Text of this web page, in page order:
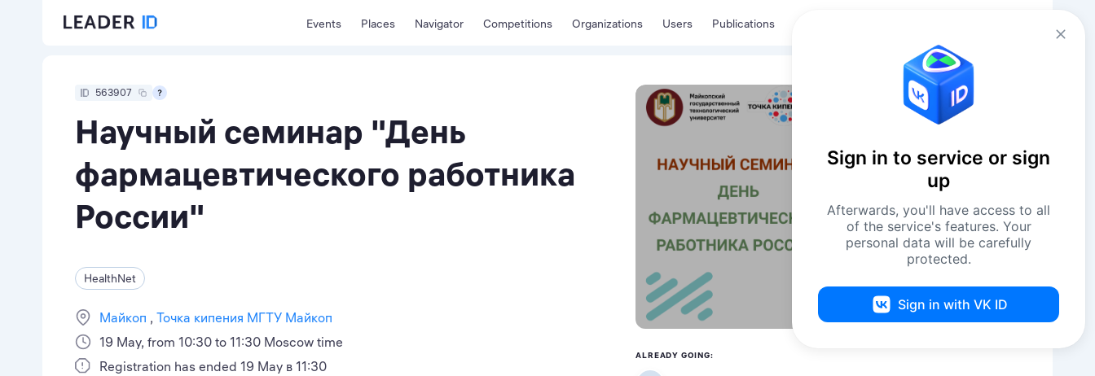
Events Places Navigator Competitions Organizations Users Publications
563907
Научный семинар "День
фармацевтического работника
России"
HealthNet
Майкоп
Точка кипения МГТУ Майкоп
19 May, from 10:30 to 11:30 Moscow time
Registration has ended 19 May в 11:30
ALREADY GOING:
Sign in to service or sign
up
Afterwards, you'll have access to all
of the service's features. Your
personal data will be carefully
protected.
Sign in with VK ID